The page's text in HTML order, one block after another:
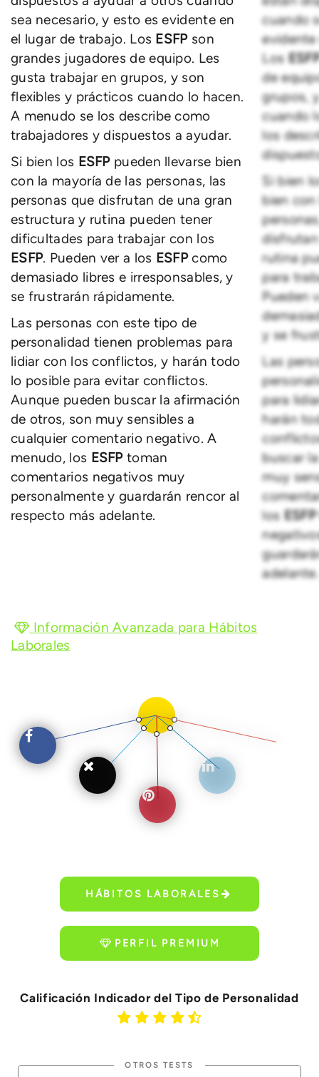
sea necesario, y esto es evidente en
el lugar de trabajo. Los ESFP son
grandes jugadores de equipo. Les
gusta trabajar en grupos, y son
flexibles y prácticos cuando lo hacen.
A menudo se los describe como
trabajadores y dispuestos a ayudar.
Si bien los ESFP pueden llevarse bien
con la mayoría de las personas, las
personas que disfrutan de una gran
estructura y rutina pueden tener
dificultades para trabajar con los
ESFP. Pueden ver a los ESFPcomo
demasiado libres e irresponsables, y
se frustrarán rápidamente.
Las personas con este tipo de
personalidad tienen problemas para
lidiar con los conflictos, y harán todo
lo posible para evitar conflictos.
Aunque pueden buscar la afirmación
de otros, son muy sensibles a
cualquier comentario negativo. A
menudo, los ESFPtoman
comentarios negativos muy
personalmente y guardarán rencor al
respecto más adelante.
cuando
Los
de
grupos,
cuando
los
Si bien
bien con
rutina
para
Pueden
y se
Las
para
harán
buscar
muy
los
adelante.
Información Avanzada para Hábitos
Laborales
HÁBITOS LABORALES
PERFIL PREMIUM
Calificación Indicador del Tipo de Personalidad
OTROS TESTS